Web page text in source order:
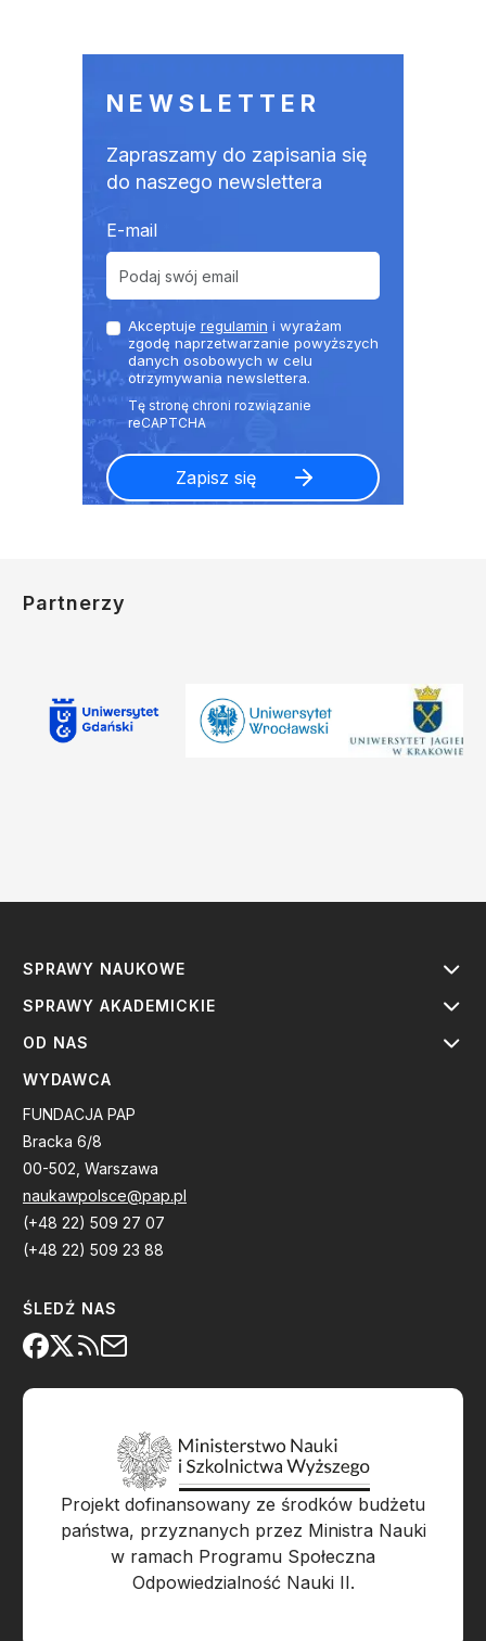
NEWSLETTER
Zapraszamy do zapisania się
do naszego newslettera
E-mail
Akceptuje regulamin i wyrażam
zgodę naprzetwarzanie powyższych
danych osobowych w celu
otrzymywania newslettera.
Partnerzy
SPRAWY NAUKOWE
SPRAWY AKADEMICKIE
OD NAS
WYDAWCA
FUNDACJA PAP
Bracka 6/8
00-502, Warszawa
naukawpolsce@pap.pl
(+48 22) 509 27 07
(+48 22) 509 23 88
ŚLEDŹ NAS
Projekt dofinansowany ze środków budżetu
państwa, przyznanych przez Ministra Nauki
w ramach Programu Społeczna
Odpowiedzialność Nauki II.